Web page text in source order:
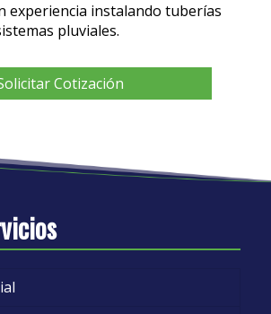
experiencia instalando tuberías
pluviales.
Cotización